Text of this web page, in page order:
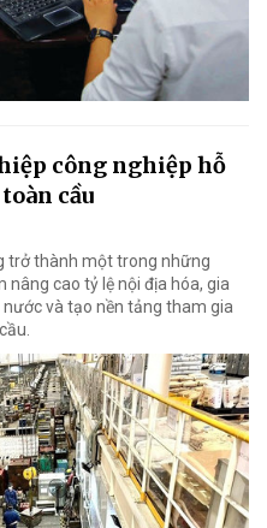
công nghiệp hỗ
cầu
trở thành một trong những
cao tỷ lệ nội địa hóa, gia
và tạo nền tảng tham gia